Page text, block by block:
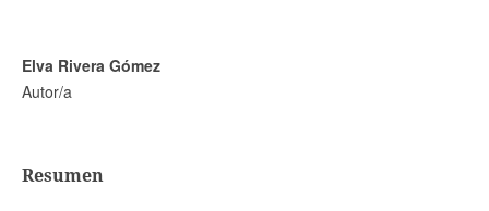
Elva Rivera Gómez
Autor/a
Resumen